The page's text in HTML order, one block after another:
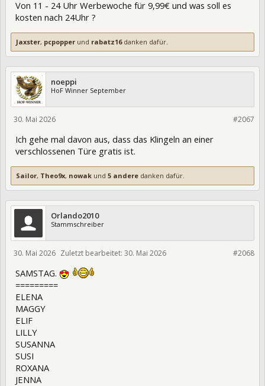
Von 11 - 24 Uhr Werbewoche für 9,99€ und was soll es
kosten nach 24Uhr ?
Jaxster, pcpopper und rabatz16danken dafür.
noeppi
HoF Winner September
#2067
30. Mai 2026
Ich gehe mal davon aus, dass das Klingeln an einer
verschlossenen Türe gratis ist.
Sailor, Theo9x, nowak und 5 andere danken dafür.
Orlando2010
Stammschreiber
#2068
30. Mai 2026 Zuletzt bearbeitet: 30. Mai 2026
SAMSTAG.
=========
ELENA
MAGGY
ELIF
LILLY
SUSANNA
SUSI
ROXANA
JENNA